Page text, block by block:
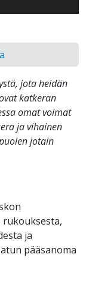
jota heidän
katkeran
omat voimat
ja vihainen
jotain
rukouksesta,
ja
pääsanoma